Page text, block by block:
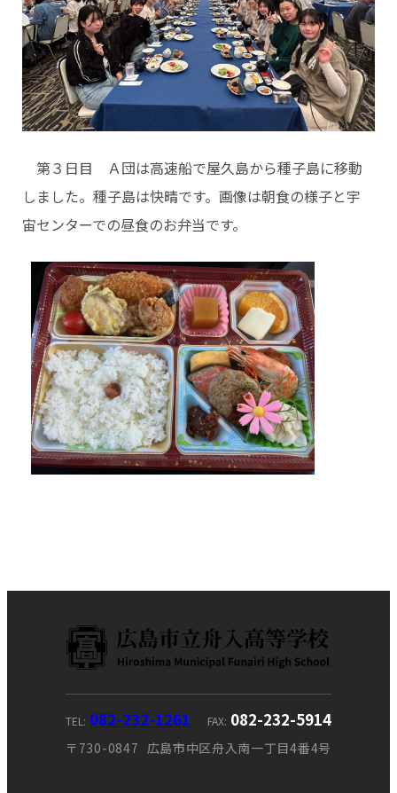
第３日目 Ａ団は高速船で屋久島から種子島に移動
しました。種子島は快晴です。画像は朝食の様子と宇
宙センターでの昼食のお弁当です。
TEL 082-232-1261 FAX 082-232-5914
〒730-0847 広島市中区舟入南一丁目4番4号